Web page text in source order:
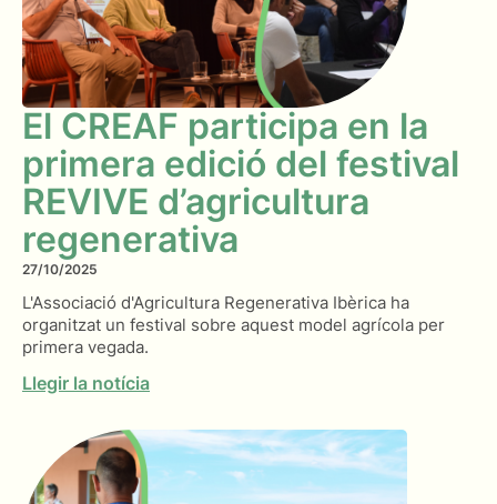
El CREAF participa en la
primera edició del festival
REVIVE d’agricultura
regenerativa
27/10/2025
L'Associació d'Agricultura Regenerativa Ibèrica ha
organitzat un festival sobre aquest model agrícola per
primera vegada.
Llegir la notícia